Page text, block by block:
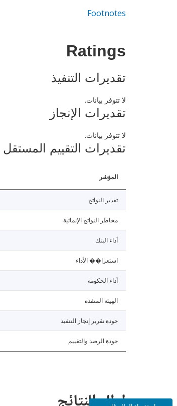
Footnotes
Ratings
تقديرات التنفيذ
لا تتوفر بيانات.
تقديرات الإنجاز
لا تتوفر بيانات.
تقديرات التقييم المستقل
المؤشر
تقدير النواتج
مخاطر النواتج الإنمائية
أداء البنك
استعرا�� الأداء
أداء الحكومة
الهيئة المنفذة
جودة تقرير إنجاز التنفيذ
جودة الرصد والتقييم